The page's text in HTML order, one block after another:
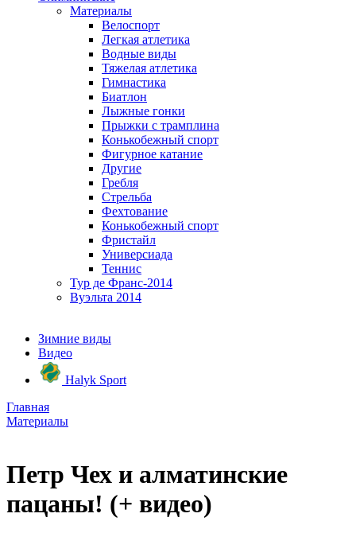
Материалы
Велоспорт
Легкая атлетика
Водные виды
Тяжелая атлетика
Гимнастика
Биатлон
Лыжные гонки
Прыжки с трамплина
Конькобежный спорт
Фигурное катание
Другие
Гребля
Стрельба
Фехтование
Конькобежный спорт
Фристайл
Универсиада
Теннис
Тур де Франс-2014
Вуэльта 2014
Зимние виды
Видео
Halyk Sport
Главная
Материалы
Петр Чех и алматинские
пацаны! (+ видео)